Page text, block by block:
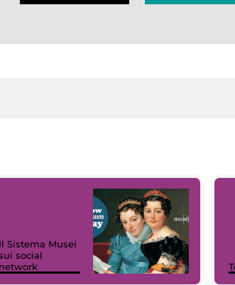
Il Sistema Musei
social
network